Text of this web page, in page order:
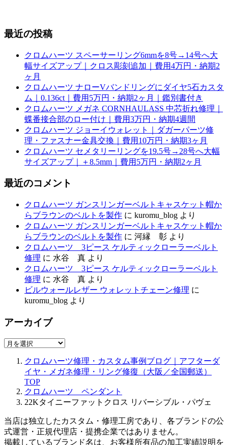
最近の投稿
クロムハーツ スペーサーリング6mmを8号→14号へ大
幅サイズアップ｜クロス彫刻追加｜費用4万円・納期2
ヶ月
クロムハーツ ナローVバンドリングにダイヤ5石カスタ
ム｜0.136ct｜費用5万円・納期2ヶ月｜鑑別書付き
クロムハーツ メガネ CORNHAULASS 中芯折れ修理｜
蝶番接合部のロー付け｜費用3万円・納期4週間
クロムハーツ ジョーイウォレット｜ダガーパーツ修
理・ファスナー金具交換｜費用10万円・納期3ヶ月
クロムハーツ セメタリーリングを19.5号→28号へ大幅
サイズアップ｜＋8.5mm｜費用5万円・納期2ヶ月
最近のコメント
クロムハーツ ガンスリンガーベルトキャスケット帽か
らブラウンのベルトを製作 に kuromu_blog より
クロムハーツ ガンスリンガーベルトキャスケット帽か
らブラウンのベルトを製作 に 河縁 彰 より
クロムハーツ 3ピース ケルティックローラーベルト
修理 に 水谷 真 より
クロムハーツ 3ピース ケルティックローラーベルト
修理 に 水谷 真 より
ビルウォールレザー ウォレットチェーン修理 に
kuromu_blog より
アーカイブ
ア
クロムハーツ修理・カスタム事例ブログ｜アフターダ
イヤ・メガネ修理・リング修復（大阪／全国郵送）
TOP
クロムハーツ ペンダント
22Kタイニーファットクロス リバーシブル・パヴェ
当店は独立したカスタム・修理工房であり、各ブランドの公
式運営・正規代理店・提携企業ではありません。
掲載しているブランド名は、お客様所有品の加工実績説明を